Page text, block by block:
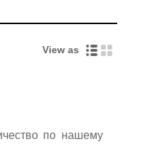
View as
по нашему